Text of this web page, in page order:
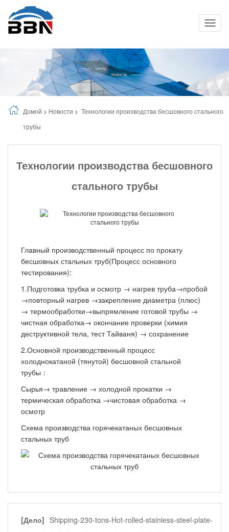
Toggle
Домой > Новости > Технологии производства бесшовного стального
трубы
Технологии производства бесшовного
стального трубы
Главный производственный процесс по прокату
бесшовных стальных труб(Процесс основного
тестирования):
1.Подготовка трубка и осмотр → нагрев труба→пробой
→повторный нагрев →закрепление диаметра (плюс)
→ термообработки→выпрямление готовой трубы →
чистная обработка→ окончание проверки (химия
деструктивной тела, тест Тайваня) → сохранение
2.Основной производственный процесс
холоднокатаной (тянутой) бесшовной стальной
трубы：
Сырья→ травление → холодной прокатки →
термическая обработка →чистовая обработка →
осмотр
Схема производства горячекатаных бесшовных
стальных труб
[Дело] Shipping-230-tons-Hot-rolled-stainless-steel-plate-